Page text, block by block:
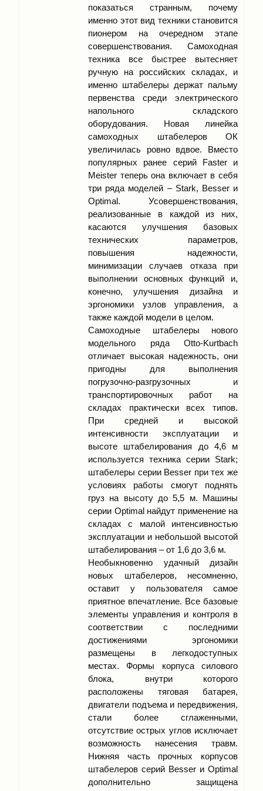
показаться странным, почему
именно этот вид техники становится
пионером на очередном этапе
совершенствования. Самоходная
техника все быстрее вытесняет
ручную на российских складах, и
именно штабелеры держат пальму
первенства среди электрического
напольного складского
оборудования. Новая линейка
самоходных штабелеров ОК
увеличилась ровно вдвое. Вместо
популярных ранее серий Faster и
Meister теперь она включает в себя
три ряда моделей – Stark, Besser и
Optimal. Усовершенствования,
реализованные в каждой из них,
касаются улучшения базовых
технических параметров,
повышения надежности,
минимизации случаев отказа при
выполнении основных функций и,
конечно, улучшения дизайна и
эргономики узлов управления, а
также каждой модели в целом.
Самоходные штабелеры нового
модельного ряда Otto-Kurtbach
отличает высокая надежность, они
пригодны для выполнения
погрузочно-разгрузочных и
транспортировочных работ на
складах практически всех типов.
При средней и высокой
интенсивности эксплуатации и
высоте штабелирования до 4,6 м
используется техника серии Stark;
штабелеры серии Besser при тех же
условиях работы смогут поднять
груз на высоту до 5,5 м. Машины
серии Optimal найдут применение на
складах с малой интенсивностью
эксплуатации и небольшой высотой
штабелирования – от 1,6 до 3,6 м.
Необыкновенно удачный дизайн
новых штабелеров, несомненно,
оставит у пользователя самое
приятное впечатление. Все базовые
элементы управления и контроля в
соответствии с последними
достижениями эргономики
размещены в легкодоступных
местах. Формы корпуса силового
блока, внутри которого
расположены тяговая батарея,
двигатели подъема и передвижения,
стали более сглаженными,
отсутствие острых углов исключает
возможность нанесения травм.
Нижняя часть прочных корпусов
штабелеров серий Besser и Optimal
дополнительно защищена